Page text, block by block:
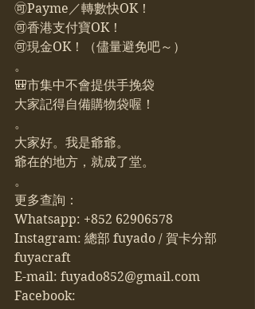
🉑Payme／轉數快OK！
🉑香港支付寶OK！
🉑現金OK！（儘量避免吧～）
。
🎒市集中不會提供手挽袋
大家記得自備購物袋喔！
。
大家好。我是爺爺。
爺在的地方，就成了堂。
。
更多查詢：
Whatsapp: +852 62906578
Instagram: 總部 fuyado / 賀卡分部
fuyacraft
E-mail: fuyado852@gmail.com
Facebook: